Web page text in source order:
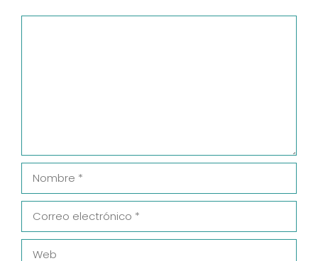
Nombre
Correo
electrónico
Web